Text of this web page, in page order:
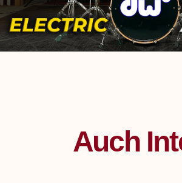
Auch